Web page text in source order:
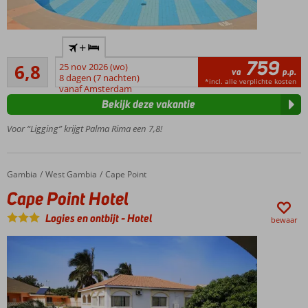
strand
Grootste
zwembad
Gambia
bungalows
Slechts
van
Kololi
6,8
Ruim voldoende
104
beoordelingen
+
25 nov 2026 (wo)
8 dagen (7 nachten)
vanaf Amsterdam
va 759 p.p.
*incl. alle verplichte kosten
Voor “Ligging” krijgt Palma Rima een 7,8!
Bekijk deze vakantie
Home
Gambia West Gambia Cape Point
Cape Point Hotel
Cape Point Hotel
Logies en ontbijt-Hotel bewaar